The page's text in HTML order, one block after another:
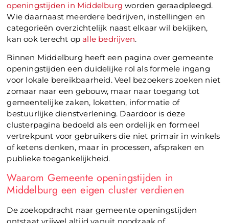
openingstijden in Middelburg worden geraadpleegd.
Wie daarnaast meerdere bedrijven, instellingen en
categorieën overzichtelijk naast elkaar wil bekijken,
kan ook terecht opalle bedrijven.
Binnen Middelburg heeft een pagina over gemeente
openingstijden een duidelijke rol als formele ingang
voor lokale bereikbaarheid. Veel bezoekers zoeken niet
zomaar naar een gebouw, maar naar toegang tot
gemeentelijke zaken, loketten, informatie of
bestuurlijke dienstverlening. Daardoor is deze
clusterpagina bedoeld als een ordelijk en formeel
vertrekpunt voor gebruikers die niet primair in winkels
of ketens denken, maar in processen, afspraken en
publieke toegankelijkheid.
Waarom Gemeente openingstijden in
Middelburg een eigen cluster verdienen
De zoekopdracht naar gemeente openingstijden